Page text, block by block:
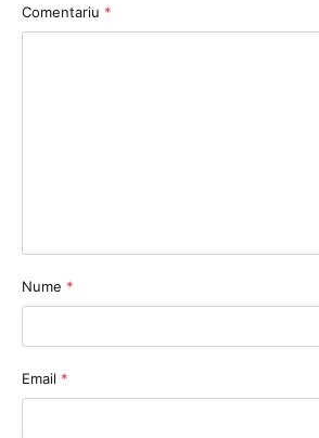
Comentariu *
Nume *
Email *